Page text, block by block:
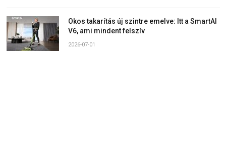
Okos takarítás új szintre emelve: Itt a SmartAI
V6, ami mindent felszív
2026-07-01